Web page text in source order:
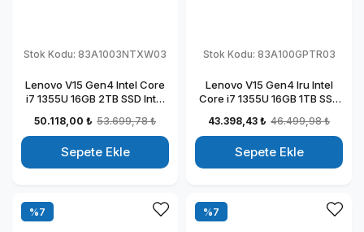
Stok Kodu: 83A1003NTXW03
Lenovo V15 Gen4 Intel Core
i7 1355U 16GB 2TB SSD Intel
Taşınabilir Bilgisayar
83A1003NTXW03
50.118,00 ₺ 53.699,78 ₺
Sepete Ekle
Stok Kodu: 83A100GPTR03
Lenovo V15 Gen4 Iru Intel
Core i7 1355U 16GB 1TB SSD
Taşınabilir Dizüstü Bilgisayar
883A100GPTR03
43.398,43 ₺ 46.499,98 ₺
Sepete Ekle
%7 %7